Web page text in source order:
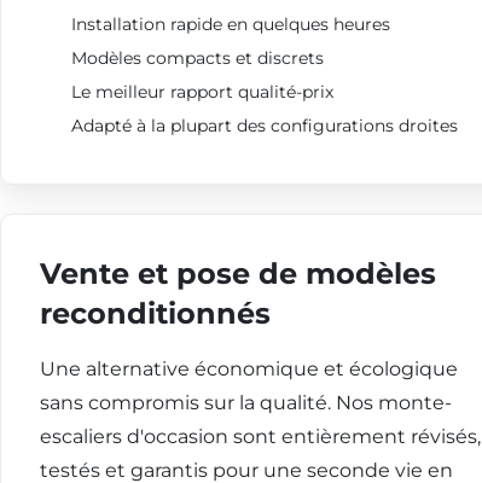
Installation rapide en quelques heures
Modèles compacts et discrets
Le meilleur rapport qualité-prix
Adapté à la plupart des configurations droites
Vente et pose de modèles
reconditionnés
Une alternative économique et écologique
sans compromis sur la qualité. Nos monte-
escaliers d'occasion sont entièrement révisés,
testés et garantis pour une seconde vie en